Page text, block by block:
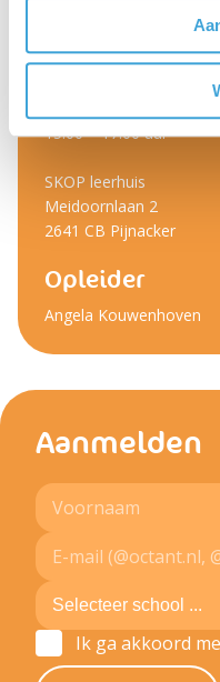
Zelfstudie en een
15.00 – 17.00 uur
SKOP leerhuis
Meidoornlaan 2
2641 CB Pijnacker
Opleider
Angela Kouwenhoven
Aanmelden
Ik ga akkoord